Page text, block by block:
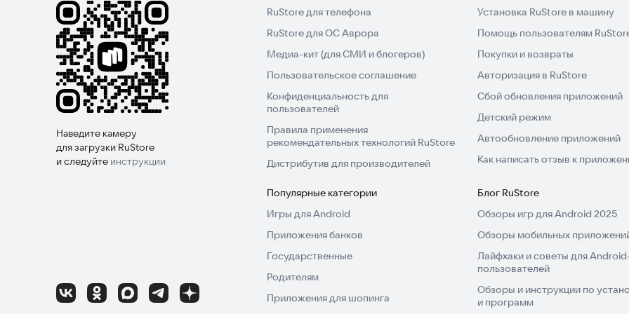
Наведите камеру
для загрузки RuStore
и следуйте инструкции
RuStore для телефона
RuStore для ОС Аврора
Медиа-кит (для СМИ и блогеров)
Пользовательское соглашение
Конфиденциальность для
пользователей
Правила применения
рекомендательных технологий RuStore
Дистрибутив для производителей
Установка RuStore в машину
Помощь пользователям
Покупки и возвраты
Авторизация в RuStore
Сбой обновления приложений
Детский режим
Автообновление приложений
Как написать отзыв к
Популярные категории
Игры для Android
Приложения банков
Государственные
Родителям
Приложения для шопинга
Блог RuStore
Обзоры игр для Android 2025
Обзоры мобильных
Лайфхаки и советы для
пользователей
Обзоры и инструкции по
и программ